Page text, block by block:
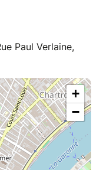
Paul Verlaine,
+
−